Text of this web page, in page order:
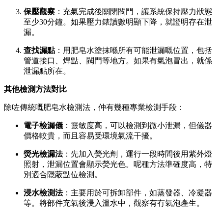
保壓觀察 ：充氣完成後關閉閥門，讓系統保持壓力狀態
至少30分鐘。如果壓力錶讀數明顯下降，就證明存在泄
漏。
查找漏點：用肥皂水塗抹喺所有可能泄漏嘅位置，包括
管道接口、焊點、閥門等地方。如果有氣泡冒出，就係
泄漏點所在。
其他檢測方法對比
除咗傳統嘅肥皂水檢測法，仲有幾種專業檢測手段：
電子檢漏儀 ：靈敏度高，可以檢測到微小泄漏，但儀器
價格較貴，而且容易受環境氣流干擾。
熒光檢漏法：先加入熒光劑，運行一段時間後用紫外燈
照射，泄漏位置會顯示熒光色。呢種方法準確度高，特
別適合隱蔽點位檢測。
浸水檢測法：主要用於可拆卸部件，如蒸發器、冷凝器
等。將部件充氣後浸入溫水中，觀察有冇氣泡產生。